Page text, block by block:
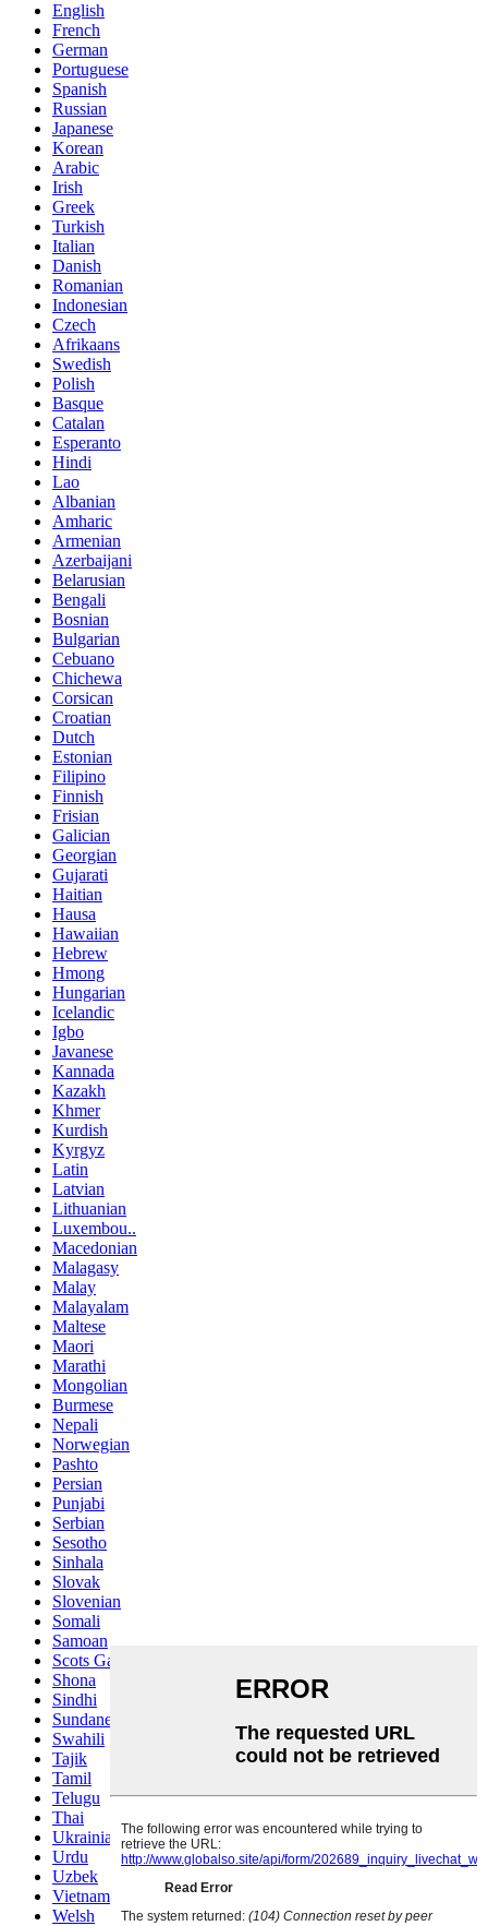
English
French
German
Portuguese
Spanish
Russian
Japanese
Korean
Arabic
Irish
Greek
Turkish
Italian
Danish
Romanian
Indonesian
Czech
Afrikaans
Swedish
Polish
Basque
Catalan
Esperanto
Hindi
Lao
Albanian
Amharic
Armenian
Azerbaijani
Belarusian
Bengali
Bosnian
Bulgarian
Cebuano
Chichewa
Corsican
Croatian
Dutch
Estonian
Filipino
Finnish
Frisian
Galician
Georgian
Gujarati
Haitian
Hausa
Hawaiian
Hebrew
Hmong
Hungarian
Icelandic
Igbo
Javanese
Kannada
Kazakh
Khmer
Kurdish
Kyrgyz
Latin
Latvian
Lithuanian
Luxembou..
Macedonian
Malagasy
Malay
Malayalam
Maltese
Maori
Marathi
Mongolian
Burmese
Nepali
Norwegian
Pashto
Persian
Punjabi
Serbian
Sesotho
Sinhala
Slovak
Slovenian
Somali
Samoan
Scots Gaelic
Shona
Sindhi
Sundanese
Swahili
Tajik
Tamil
Telugu
Thai
Ukrainian
Urdu
Uzbek
Vietnamese
Welsh